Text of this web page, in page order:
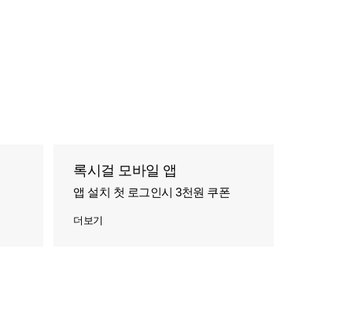
록시걸 모바일 앱
앱 설치 첫 로그인시 3천원 쿠폰
더보기